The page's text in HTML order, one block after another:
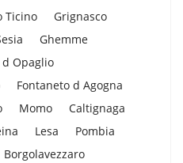
Ticino
Grignasco
Ghemme
Opaglio
Fontaneto d Agogna
Momo
Caltignaga
Lesa
Pombia
Borgolavezzaro